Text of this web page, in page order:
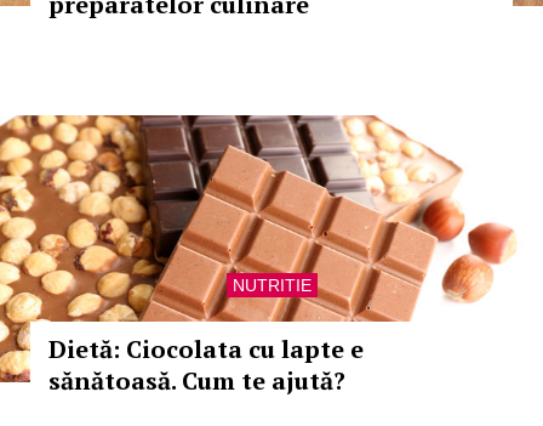
NUTRITIE
Dietă: Ciocolata cu lapte e
sănătoasă. Cum te ajută?